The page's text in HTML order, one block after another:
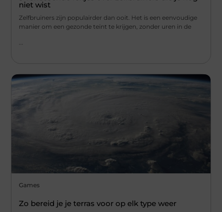
niet wist
Zelfbruiners zijn populairder dan ooit. Het is een eenvoudige
manier om een gezonde teint te krijgen, zonder uren in de
...
Games
Zo bereid je je terras voor op elk type weer